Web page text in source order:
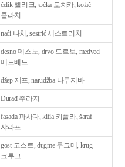
čelik 첼리크, točka 토치카, kolač
콜라치
naći 나치, sestrić 세스트리치
desno 데스노, drvo 드르보, medved
메드베드
džep 제프, narudžba 나루지바
Ðurađ 주라지
fasada 파사다, kifla 키플라, šaraf
샤라프
gost 고스트, dugme 두그메, krug
크루그